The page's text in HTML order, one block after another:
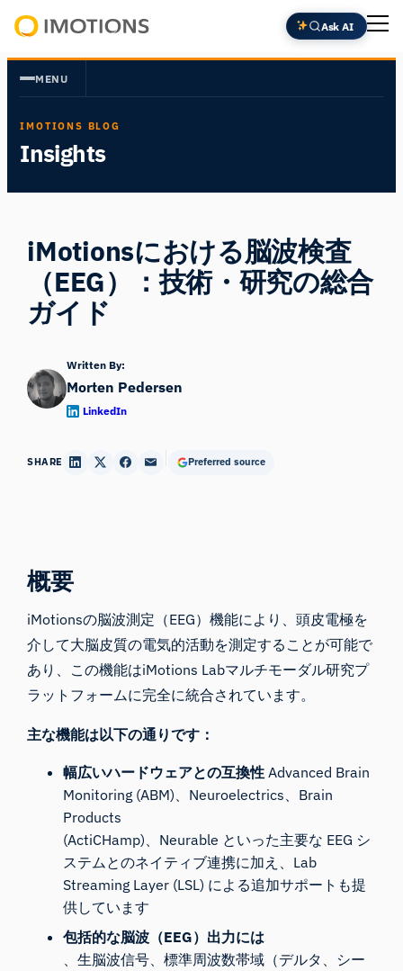
内
容
を
ス
ッ
Insight
Ask AI
MENU
IMOTIONS BLOG
Insights
iMotionsにおける脳波検査
（EEG）：技術・研究の総合
ガイド
Written By:
Morten Pedersen
LinkedIn
SHARE Preferred source
概要
iMotionsの脳波測定（EEG）機能により、頭皮電極を
介して大脳皮質の電気的活動を測定することが可能で
あり、 この機能はiMotions Labマルチモーダル研究プ
ラットフォームに完全に統合されています。
主な機能は以下の通りです：
幅広いハードウェアとの互換性 Advanced Brain
Monitoring (ABM)
Neuroelectrics
Brain
Products
(ActiCHamp)
Neurable といった主要な EEG シ
ステムとのネイティブ連携に加え、 Lab
Streaming Layer (LSL) による追加サポートも提
供しています
包括的な脳波（EEG）出力には
、生脳波信号、標準周波数帯域（デルタ、シー